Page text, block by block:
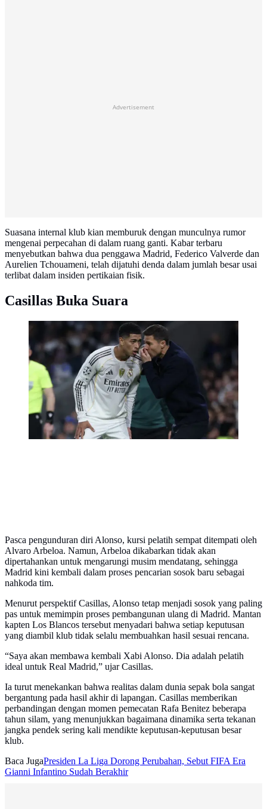
Advertisement
Suasana internal klub kian memburuk dengan munculnya rumor
mengenai perpecahan di dalam ruang ganti. Kabar terbaru
menyebutkan bahwa dua penggawa Madrid, Federico Valverde dan
Aurelien Tchouameni, telah dijatuhi denda dalam jumlah besar usai
terlibat dalam insiden pertikaian fisik.
Casillas Buka Suara
Pelatih Real Madrid asal Spanyol, Xabi Alonso
(kanan), berbicara kepada gelandang Real Madrid asal
Inggris bernomor punggung 05, Jude Bellingham,
selama pertandingan pekan ke-6 Phase League UEFA
Champions League antara Real Madrid CF dan
Manchester City di Stadion Santiago Bernabeu di
Madrid, Kamis (11-12-2025) dini hari WIB. (Thomas
COEX/AFP)
Pasca pengunduran diri Alonso, kursi pelatih sempat ditempati oleh
Alvaro Arbeloa. Namun, Arbeloa dikabarkan tidak akan
dipertahankan untuk mengarungi musim mendatang, sehingga
Madrid kini kembali dalam proses pencarian sosok baru sebagai
nahkoda tim.
Menurut perspektif Casillas, Alonso tetap menjadi sosok yang paling
pas untuk memimpin proses pembangunan ulang di Madrid. Mantan
kapten Los Blancos tersebut menyadari bahwa setiap keputusan
yang diambil klub tidak selalu membuahkan hasil sesuai rencana.
“Saya akan membawa kembali Xabi Alonso. Dia adalah pelatih
ideal untuk Real Madrid,” ujar Casillas.
Ia turut menekankan bahwa realitas dalam dunia sepak bola sangat
bergantung pada hasil akhir di lapangan. Casillas memberikan
perbandingan dengan momen pemecatan Rafa Benitez beberapa
tahun silam, yang menunjukkan bagaimana dinamika serta tekanan
jangka pendek sering kali mendikte keputusan-keputusan besar
klub.
Baca JugaPresiden La Liga Dorong Perubahan, Sebut FIFA Era
Gianni Infantino Sudah Berakhir